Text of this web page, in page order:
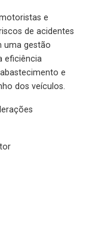
e
de acidentes
uma gestão
eficiência
e
dos veículos.